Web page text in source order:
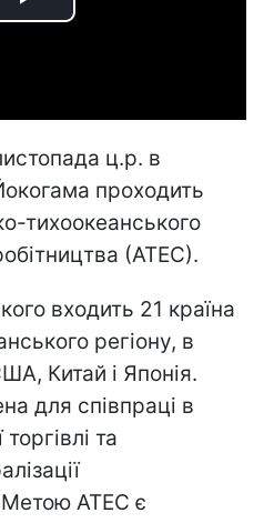
Play
ц.р. в
проходить
тихоокеанського
(АТЕС).
входить 21 країна
регіону, в
Китай і Японія.
для співпраці в
та
Метою АТЕС є